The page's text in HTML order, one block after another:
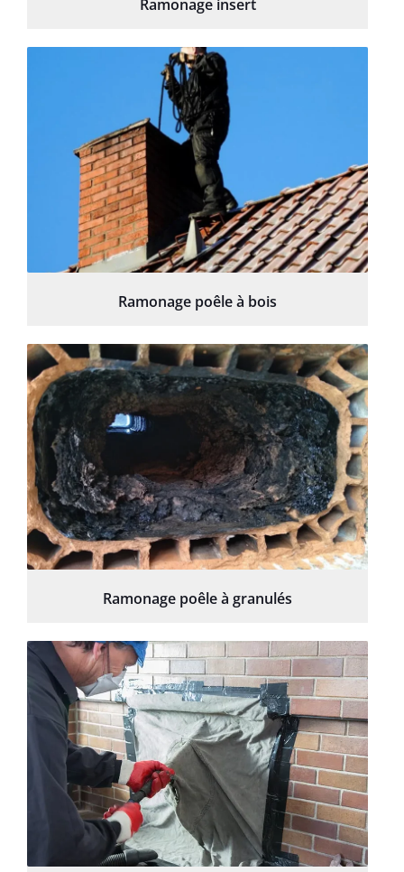
Ramonage insert
Ramonage poêle à bois
Ramonage poêle à granulés